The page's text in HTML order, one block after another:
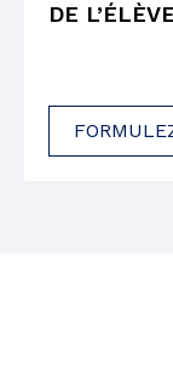
DE L’ÉLÈVE